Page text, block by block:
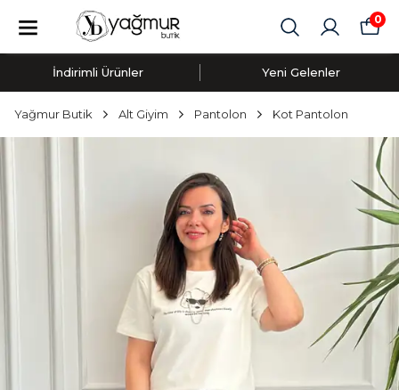
0
İndirimli Ürünler Yeni Gelenler
Yağmur Butik Alt Giyim Pantolon Kot Pantolon